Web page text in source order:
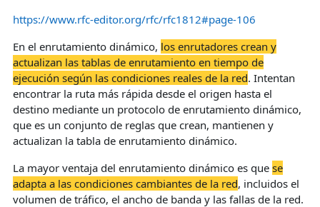
https://www.rfc-editor.org/rfc/rfc1812#page-106
En el enrutamiento dinámico, los enrutadores crean y
actualizan las tablas de enrutamiento en tiempo de
ejecución según las condiciones reales de la red. Intentan
encontrar la ruta más rápida desde el origen hasta el
destino mediante un protocolo de enrutamiento dinámico,
que es un conjunto de reglas que crean, mantienen y
actualizan la tabla de enrutamiento dinámico.
La mayor ventaja del enrutamiento dinámico es que se
adapta a las condiciones cambiantes de la red, incluidos el
volumen de tráfico, el ancho de banda y las fallas de la red.